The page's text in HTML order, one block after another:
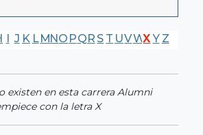
I J K LMNO PQR S T UVWXY Z
existen en esta carrera Alumni
con la letra X